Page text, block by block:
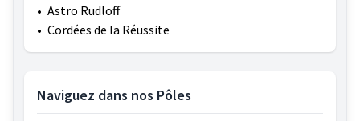
• Astro Rudloff
• Cordées de la Réussite
Naviguez dans nos Pôles